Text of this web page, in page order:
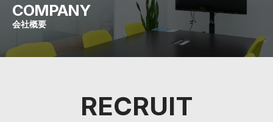
会社概要
COMPANY
RECRUIT